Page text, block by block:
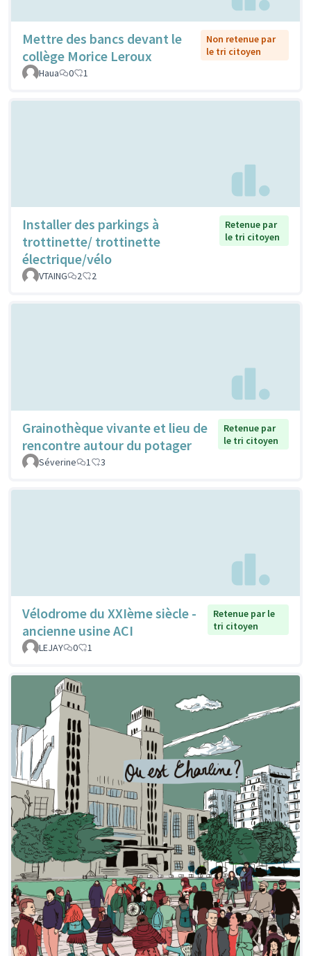
Mettre des bancs devant le
collège Morice Leroux
Non retenue par
le tri citoyen
Haua
0 1
Installer des parkings à
trottinette/ trottinette
électrique/vélo
Retenue par
le tri citoyen
VTAING 2 2
Grainothèque vivante et lieu de
rencontre autour du potager
Retenue par
le tri citoyen
Séverine
1 3
Vélodrome du XXIème siècle -
ancienne usine ACI
Retenue par le
tri citoyen
LEJAY
0 1